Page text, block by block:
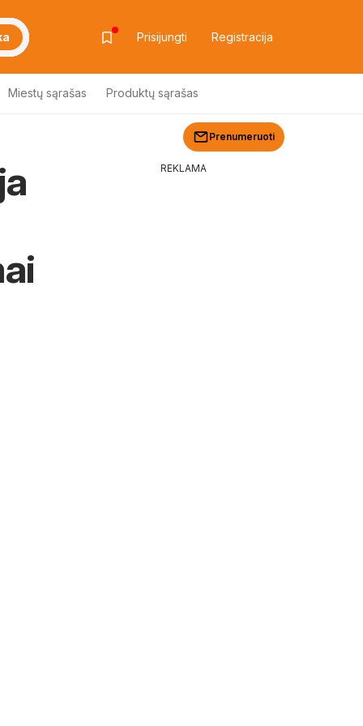
Prisijungti Registracija
Miestų sąrašas Produktų sąrašas
Prenumeruoti
REKLAMA